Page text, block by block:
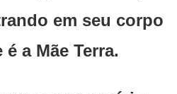
em seu corpo
a Mãe Terra.